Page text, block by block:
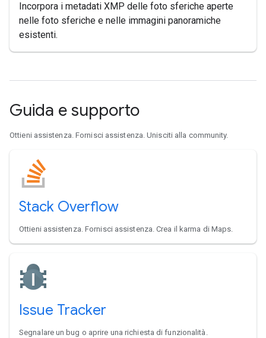
Incorpora i metadati XMP delle foto sferiche aperte
nelle foto sferiche e nelle immagini panoramiche
esistenti.
Guida e supporto
Ottieni assistenza. Fornisci assistenza. Unisciti alla community.
Stack Overflow
Ottieni assistenza. Fornisci assistenza. Crea il karma di Maps.
Issue Tracker
Segnalare un bug o aprire una richiesta di funzionalità.